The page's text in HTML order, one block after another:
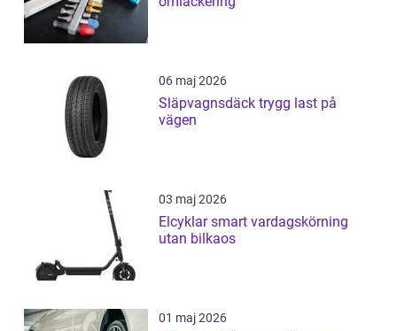
06 maj 2026
Släpvagnsdäck trygg last på
vägen
03 maj 2026
Elcyklar smart vardagskörning
utan bilkaos
01 maj 2026